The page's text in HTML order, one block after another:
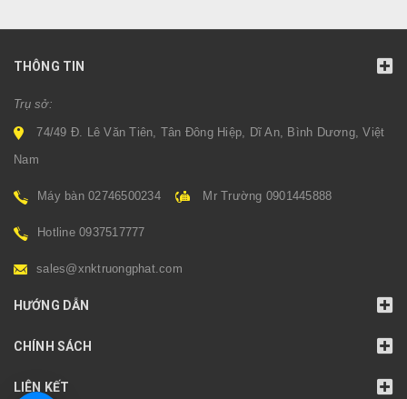
THÔNG TIN
Trụ sở:
74/49 Đ. Lê Văn Tiên, Tân Đông Hiệp, Dĩ An, Bình Dương, Việt
Nam
Máy bàn 02746500234 Mr Trường 0901445888
Hotline 0937517777
sales@xnktruongphat.com
HƯỚNG DẪN
CHÍNH SÁCH
LIÊN KẾT